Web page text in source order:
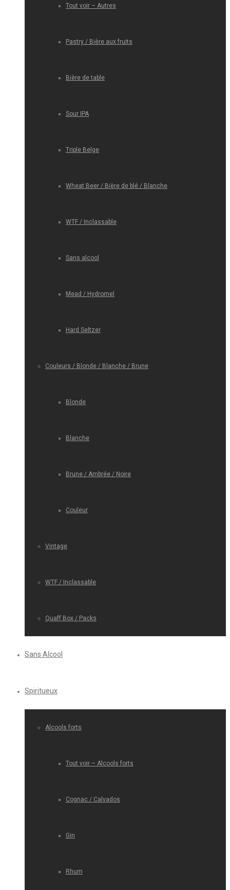
Tout voir – Autres
Pastry / Bière aux fruits
Bière de table
Sour IPA
Triple Belge
Wheat Beer / Bière de blé / Blanche
WTF / Inclassable
Sans alcool
Mead / Hydromel
Hard Seltzer
Couleurs / Blonde / Blanche / Brune
Blonde
Blanche
Brune / Ambrée / Noire
Couleur
Vintage
WTF / Inclassable
Quaff Box / Packs
Sans Alcool
Spiritueux
Alcools forts
Tout voir – Alcools forts
Cognac / Calvados
Gin
Rhum